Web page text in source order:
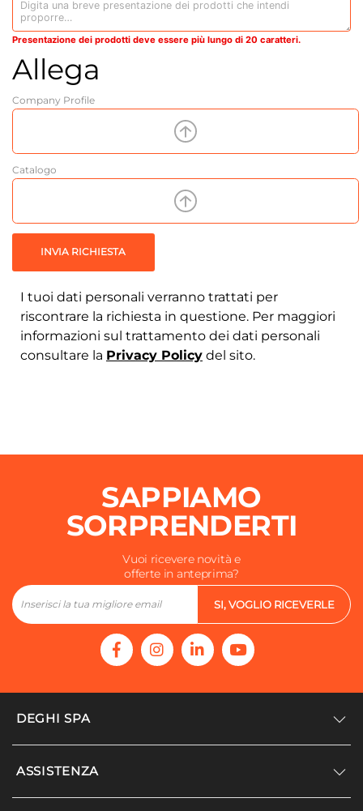
Presentazione dei prodotti deve essere più lungo di 20 caratteri.
Allega
Company Profile
Catalogo
INVIA RICHIESTA
I tuoi dati personali verranno trattati per
riscontrare la richiesta in questione. Per maggiori
informazioni sul trattamento dei dati personali
consultare la Privacy Policy del sito.
SAPPIAMO
SORPRENDERTI
Vuoi ricevere novità e
offerte in anteprima?
SI, VOGLIO RICEVERLE
DEGHI SPA
Accedi/Registrati
ASSISTENZA